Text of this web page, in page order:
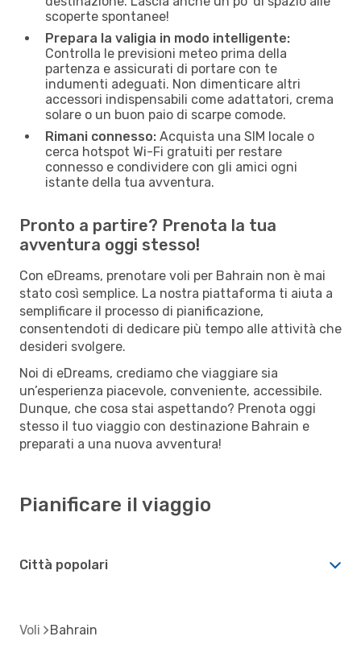
scoperte spontanee!
Prepara la valigia in modo intelligente:
Controlla le previsioni meteo prima della
partenza e assicurati di portare con te
indumenti adeguati. Non dimenticare altri
accessori indispensabili come adattatori, crema
solare o un buon paio di scarpe comode.
Rimani connesso: Acquista una SIM locale o
cerca hotspot Wi-Fi gratuiti per restare
connesso e condividere con gli amici ogni
istante della tua avventura.
Pronto a partire? Prenota la tua
avventura oggi stesso!
Con eDreams, prenotare voli per Bahrain non è mai
stato così semplice. La nostra piattaforma ti aiuta a
semplificare il processo di pianificazione,
consentendoti di dedicare più tempo alle attività che
desideri svolgere.
Noi di eDreams, crediamo che viaggiare sia
un’esperienza piacevole, conveniente, accessibile.
Dunque, che cosa stai aspettando? Prenota oggi
stesso il tuo viaggio con destinazione Bahrain e
preparati a una nuova avventura!
Pianificare il viaggio
Città popolari
Voli Bahrain